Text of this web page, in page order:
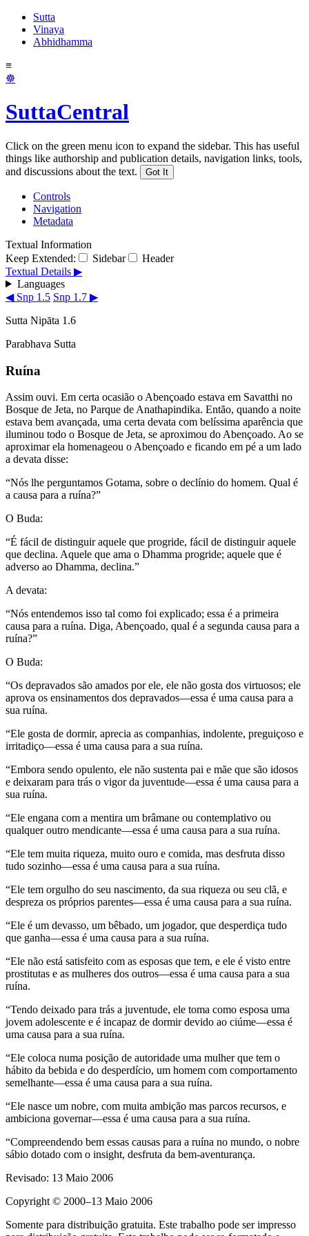
Sutta
Vinaya
Abhidhamma
≡
☸
SuttaCentral
Click on the green menu icon to expand the sidebar. This has useful
things like authorship and publication details, navigation links, tools,
and discussions about the text.
Got It
Controls
Navigation
Metadata
Textual Information
Keep Extended:
Sidebar
Header
Textual Details ▶
Languages
◀ Snp 1.5 Snp 1.7 ▶
Sutta Nipāta 1.6
Parabhava Sutta
Ruína
Assim ouvi. Em certa ocasião o Abençoado estava em Savatthi no
Bosque de Jeta, no Parque de Anathapindika. Então, quando a noite
estava bem avançada, uma certa devata com belíssima aparência que
iluminou todo o Bosque de Jeta, se aproximou do Abençoado. Ao se
aproximar ela homenageou o Abençoado e ficando em pé a um lado
a devata disse:
“Nós lhe perguntamos Gotama, sobre o declínio do homem. Qual é
a causa para a ruína?”
O Buda:
“É fácil de distinguir aquele que progride, fácil de distinguir aquele
que declina. Aquele que ama o Dhamma progride; aquele que é
adverso ao Dhamma, declina.”
A devata:
“Nós entendemos isso tal como foi explicado; essa é a primeira
causa para a ruína. Diga, Abençoado, qual é a segunda causa para a
ruína?”
O Buda:
“Os depravados são amados por ele, ele não gosta dos virtuosos; ele
aprova os ensinamentos dos depravados—essa é uma causa para a
sua ruína.
“Ele gosta de dormir, aprecia as companhias, indolente, preguiçoso e
irritadiço—essa é uma causa para a sua ruína.
“Embora sendo opulento, ele não sustenta pai e mãe que são idosos
e deixaram para trás o vigor da juventude—essa é uma causa para a
sua ruína.
“Ele engana com a mentira um brâmane ou contemplativo ou
qualquer outro mendicante—essa é uma causa para a sua ruína.
“Ele tem muita riqueza, muito ouro e comida, mas desfruta disso
tudo sozinho—essa é uma causa para a sua ruína.
“Ele tem orgulho do seu nascimento, da sua riqueza ou seu clã, e
despreza os próprios parentes—essa é uma causa para a sua ruína.
“Ele é um devasso, um bêbado, um jogador, que desperdiça tudo
que ganha—essa é uma causa para a sua ruína.
“Ele não está satisfeito com as esposas que tem, e ele é visto entre
prostitutas e as mulheres dos outros—essa é uma causa para a sua
ruína.
“Tendo deixado para trás a juventude, ele toma como esposa uma
jovem adolescente e é incapaz de dormir devido ao ciúme—essa é
uma causa para a sua ruína.
“Ele coloca numa posição de autoridade uma mulher que tem o
hábito da bebida e do desperdício, um homem com comportamento
semelhante—essa é uma causa para a sua ruína.
“Ele nasce um nobre, com muita ambição mas parcos recursos, e
ambiciona governar—essa é uma causa para a sua ruína.
“Compreendendo bem essas causas para a ruína no mundo, o nobre
sábio dotado com o insight, desfruta da bem-aventurança.
Revisado: 13 Maio 2006
Copyright © 2000–13 Maio 2006
Somente para distribuição gratuita. Este trabalho pode ser impresso